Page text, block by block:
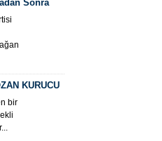
Sonra
KURUCU
bir